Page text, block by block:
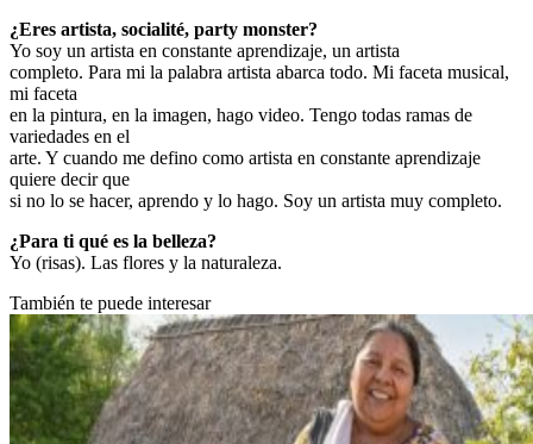
¿Eres artista, socialité, party monster?
Yo soy un artista en constante aprendizaje, un artista
completo. Para mi la palabra artista abarca todo. Mi faceta musical,
mi faceta
en la pintura, en la imagen, hago video. Tengo todas ramas de
variedades en el
arte. Y cuando me defino como artista en constante aprendizaje
quiere decir que
si no lo se hacer, aprendo y lo hago. Soy un artista muy completo.
¿Para ti qué es la belleza?
Yo (risas). Las flores y la naturaleza.
También te puede interesar